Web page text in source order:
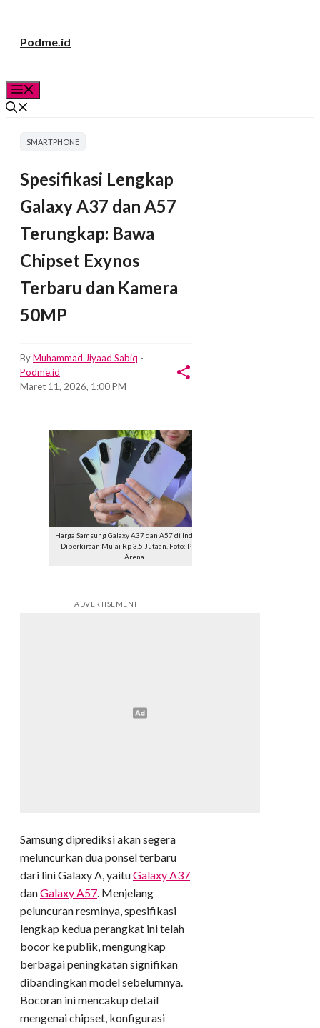
Podme.id
SMARTPHONE
Spesifikasi Lengkap
Galaxy A37 dan A57
Terungkap: Bawa
Chipset Exynos
Terbaru dan Kamera
50MP
ByMuhammad Jiyaad Sabiq -
Podme.id
Maret 11, 2026, 1:00 PM
Harga Samsung Galaxy A37 dan A57 di Indonesia
Diperkiraan Mulai Rp 3,5 Jutaan. Foto: Phone
Arena
ADVERTISEMENT
Samsung diprediksi akan segera
meluncurkan dua ponsel terbaru
dari lini Galaxy A, yaituGalaxy A37
danGalaxy A57. Menjelang
peluncuran resminya, spesifikasi
lengkap kedua perangkat ini telah
bocor ke publik, mengungkap
berbagai peningkatan signifikan
dibandingkan model sebelumnya.
Bocoran ini mencakup detail
mengenai chipset, konfigurasi